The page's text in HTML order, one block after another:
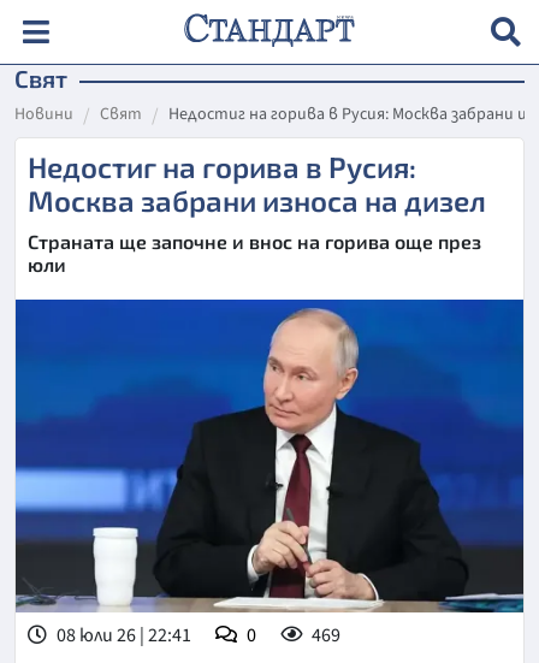
Свят
Новини Свят Недостиг на горива в Русия: Москва забрани
Недостиг на горива в Русия:
Москва забрани износа на дизел
Страната ще започне и внос на горива още през
юли
08 юли 26 | 22:41 0 469